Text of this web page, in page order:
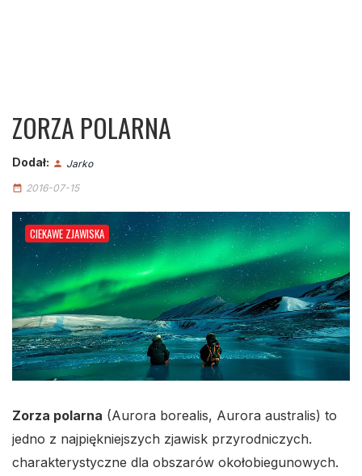
ZORZA POLARNA
Dodał: person Jarko
date_range 2016-07-15
CIEKAWE ZJAWISKA
Zorza polarna (Aurora borealis, Aurora australis) to
jedno z najpiękniejszych zjawisk przyrodniczych.
charakterystyczne dla obszarów okołobiegunowych.